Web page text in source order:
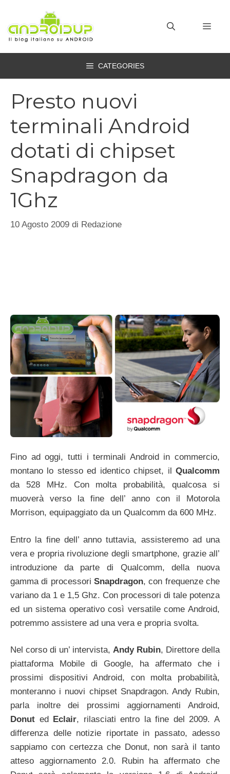
contenuto
CATEGORIES
Presto nuovi
terminali Android
dotati di chipset
Snapdragon da
1Ghz
10 Agosto 2009 di Redazione
Fino ad oggi, tutti i terminali Android in commercio,
montano lo stesso ed identico chipset, il Qualcomm
da 528 MHz. Con molta probabilità, qualcosa si
muoverà verso la fine dell’ anno con il Motorola
Morrison, equipaggiato da un Qualcomm da 600 MHz.
Entro la fine dell’ anno tuttavia, assisteremo ad una
vera e propria rivoluzione degli smartphone, grazie all’
introduzione da parte di Qualcomm, della nuova
gamma di processori Snapdragon, con frequenze che
variano da 1 e 1,5 Ghz. Con processori di tale potenza
ed un sistema operativo così versatile come Android,
potremmo assistere ad una vera e propria svolta.
Nel corso di un’ intervista, Andy Rubin, Direttore della
piattaforma Mobile di Google, ha affermato che i
prossimi dispositivi Android, con molta probabilità,
monteranno i nuovi chipset Snapdragon. Andy Rubin,
parla inoltre dei prossimi aggiornamenti Android,
Donut ed Eclair, rilasciati entro la fine del 2009. A
differenza delle notizie riportate in passato, adesso
sappiamo con certezza che Donut, non sarà il tanto
atteso aggiornamento 2.0. Rubin ha affermato che